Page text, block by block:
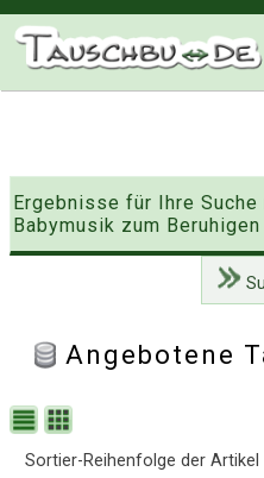
Ergebnisse für Ihre Suche
Babymusik zum Beruhigen
Angebotene
Sortier-Reihenfolge der Artikel